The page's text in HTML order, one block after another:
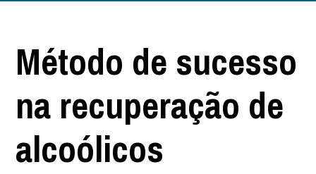
Método de sucesso
na recuperação de
alcoólicos